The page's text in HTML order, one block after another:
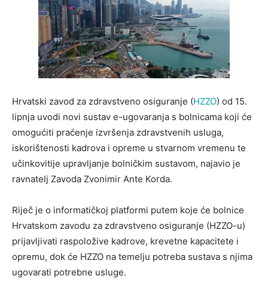
Hrvatski zavod za zdravstveno osiguranje (HZZO) od 15.
lipnja uvodi novi sustav e-ugovaranja s bolnicama koji će
omogućiti praćenje izvršenja zdravstvenih usluga,
iskorištenosti kadrova i opreme u stvarnom vremenu te
učinkovitije upravljanje bolničkim sustavom, najavio je
ravnatelj Zavoda Zvonimir Ante Korda.
Riječ je o informatičkoj platformi putem koje će bolnice
Hrvatskom zavodu za zdravstveno osiguranje (HZZO-u)
prijavljivati raspoložive kadrove, krevetne kapacitete i
opremu, dok će HZZO na temelju potreba sustava s njima
ugovarati potrebne usluge.